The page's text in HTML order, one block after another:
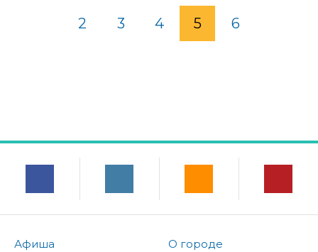
2 3 4 5 6
Афиша
О городе